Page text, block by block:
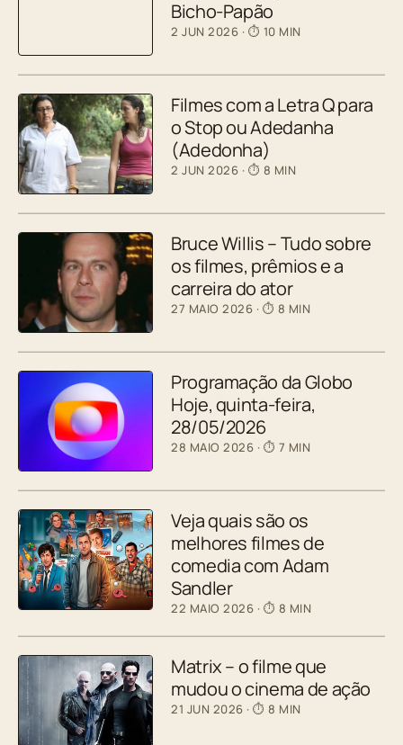
Bicho-Papão
2 JUN 2026 · ⏱ 10 MIN
Filmes com a Letra Q para
o Stop ou Adedanha
(Adedonha)
2 JUN 2026 · ⏱ 8 MIN
Bruce Willis – Tudo sobre
os filmes, prêmios e a
carreira do ator
27 MAIO 2026 · ⏱ 8 MIN
Programação da Globo
Hoje, quinta-feira,
28/05/2026
28 MAIO 2026 · ⏱ 7 MIN
Veja quais são os
melhores filmes de
comedia com Adam
Sandler
22 MAIO 2026 · ⏱ 8 MIN
Matrix – o filme que
mudou o cinema de ação
21 JUN 2026 · ⏱ 8 MIN